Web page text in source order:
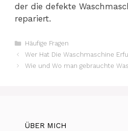
der die defekte
repariert.
Kategorien
Häufige Fragen
Wer Hat Die Waschmaschine
Wie und Wo man gebrauchte
ÜBER MICH